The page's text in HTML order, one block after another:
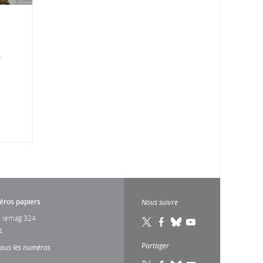
papiers
lemag 324
les numéros
Nous suivre
Partager